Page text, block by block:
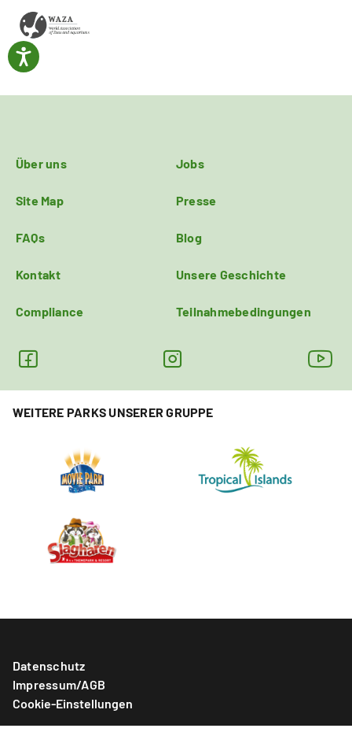
Über uns Jobs
Site Map Presse
FAQs Blog
Kontakt Unsere Geschichte
Compliance Teilnahmebedingungen
WEITERE PARKS UNSERER GRUPPE
Datenschutz
Impressum/AGB
Cookie-Einstellungen